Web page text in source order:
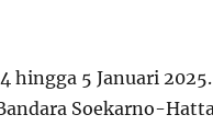
hingga 5 Januari 2025.
Soekarno-